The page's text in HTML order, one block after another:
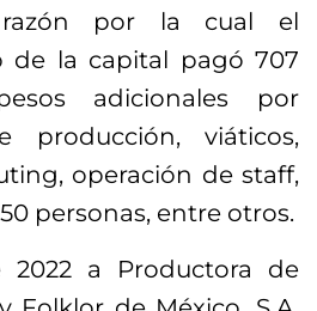
razón por la cual el
de la capital pagó 707
adicionales por
producción, viáticos,
operación de staff,
personas, entre otros.
2022 a Productora de